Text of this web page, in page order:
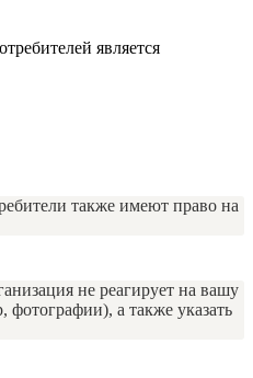
является
также имеют право на
не реагирует на вашу
а также указать